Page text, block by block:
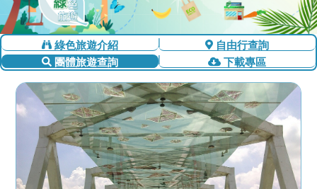
綠色旅遊介紹
自由行查詢
團體旅遊查詢
下載專區